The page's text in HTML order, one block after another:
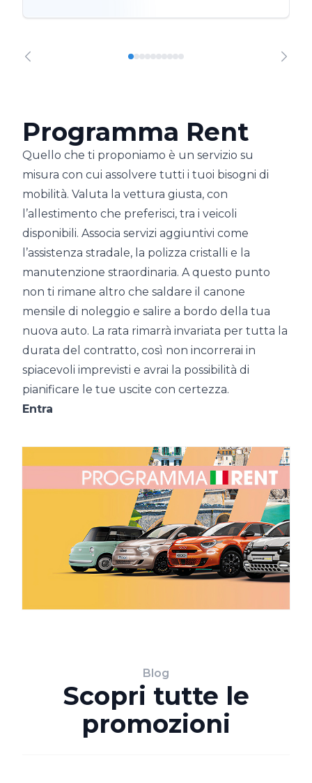
Programma Rent
Quello che ti proponiamo è un servizio su
misura con cui assolvere tutti i tuoi bisogni di
mobilità. Valuta la vettura giusta, con
l’allestimento che preferisci, tra i veicoli
disponibili. Associa servizi aggiuntivi come
l’assistenza stradale, la polizza cristalli e la
manutenzione straordinaria. A questo punto
non ti rimane altro che saldare il canone
mensile di noleggio e salire a bordo della tua
nuova auto. La rata rimarrà invariata per tutta la
durata del contratto, così non incorrerai in
spiacevoli imprevisti e avrai la possibilità di
pianificare le tue uscite con certezza.
Entra
Blog
Scopri tutte le
promozioni